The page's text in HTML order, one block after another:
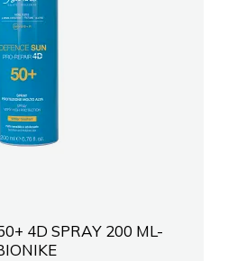
4D SPRAY 200 ML-